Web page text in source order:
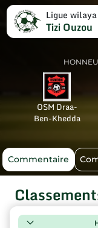
Ligue
Tizi Ouzou
OSM Draa-
Ben-Khedda
Commentaire